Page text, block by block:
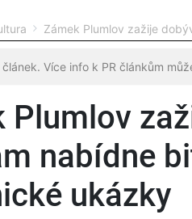
Zámek Plumlov zažije
Více info k PR článkům
Plumlov
nabídne
ukázky